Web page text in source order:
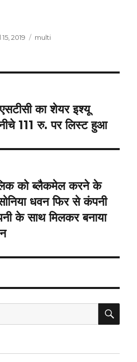
2019 Categories
multi
का शेयर इश्यू
111 रु. पर लिस्ट हुआ
को ब्लैकमेल करने के
धवन फिर से कंपनी
के साथ मिलकर बनाया